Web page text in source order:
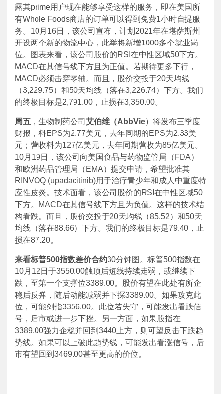
露其prime用户现在能够享受这样的服务，即在美国所
有Whole Foods商店的订单可以得到免费1小时自提服
务。10月16日，该公司宣布，计划2021年在堪萨斯州
开设两个新的物流中心，此举将新增1000多个就业岗
位。图表来看，该公司股价的RSI在中性区域50下方。
MACD在其信号线下方且为正值。若期待更多下行，
MACD必须击穿零轴。而且，股价交投于20天均线
（3,229.75）和50天均线（落在3,226.74）下方。我们
的终极目标是2,791.00，止损在3,350.00。
周五 ，生物制药公司 艾伯维（AbbVie） 将发布三季度
财报，料EPS为2.77美元，去年同期的EPS为2.33美
元；营收料为127亿美元，去年同期营收为85亿美元。
10月19日，该公司向美国食品与药物监管局（FDA）
和欧洲药品管理局（EMA）提交申请，希望批准其
RINVOQ (upadacitinib)用于治疗青少年和成人中重度特
应性皮炎。技术面看，该公司股价的RSI在中性区域50
下方。MACD在其信号线下方且为负值。这样的技术结
构看跌。而且，股价交投于20天均线（85.52）和50天
均线（落在88.66）下方。我们的终极目标是79.40，止
损在87.20。
来看标普500指数差价合约30分钟图。标普500指数在
10月12日于3550.00触顶后短线持续走弱，或继续下
跌，至第一个支撑位3389.00。股价有望在此处有所企
稳后反弹，随后动能减弱并下探3389.00。如果攻克此
位，可能剑指3356.00。此位若失守，可能发出看跌信
号，后市或进一步下挫。另一方面，如果股指在
3389.00强力企稳并回到3440上方，则可望反击下跌趋
势线。如果可以上破此趋势线，可能发出看涨信号，后
市有望回到3469.00甚至更高的价位。